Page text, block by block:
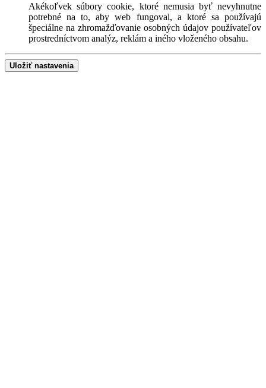
Akékoľvek súbory cookie, ktoré nemusia byť nevyhnutne
potrebné na to, aby web fungoval, a ktoré sa používajú
špeciálne na zhromažďovanie osobných údajov používateľov
prostredníctvom analýz, reklám a iného vloženého obsahu.
Uložiť nastavenia